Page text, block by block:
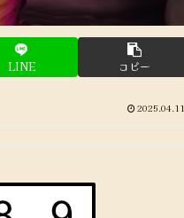
LINE コピー
2025.04.11